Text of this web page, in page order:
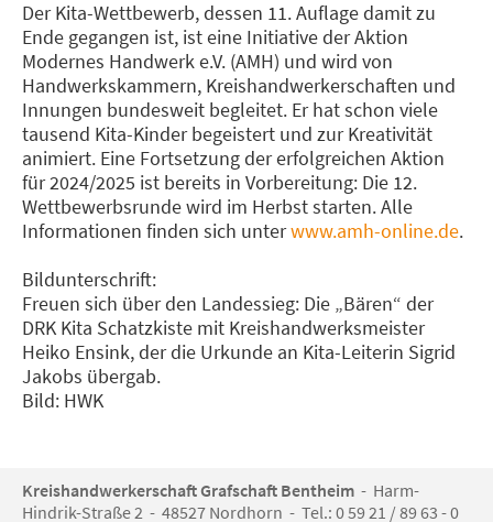
Der Kita-Wettbewerb, dessen 11. Auflage damit zu
Ende gegangen ist, ist eine Initiative der Aktion
Modernes Handwerk e.V. (AMH) und wird von
Handwerkskammern, Kreishandwerkerschaften und
Innungen bundesweit begleitet. Er hat schon viele
tausend Kita-Kinder begeistert und zur Kreativität
animiert. Eine Fortsetzung der erfolgreichen Aktion
für 2024/2025 ist bereits in Vorbereitung: Die 12.
Wettbewerbsrunde wird im Herbst starten. Alle
Informationen finden sich unterwww.amh-online.de.
Bildunterschrift:
Freuen sich über den Landessieg: Die „Bären“ der
DRK Kita Schatzkiste mit Kreishandwerksmeister
Heiko Ensink, der die Urkunde an Kita-Leiterin Sigrid
Jakobs übergab.
Bild: HWK
Kreishandwerkerschaft Grafschaft Bentheim - Harm-
Hindrik-Straße 2 - 48527 Nordhorn - Tel.: 0 59 21 / 89 63 - 0